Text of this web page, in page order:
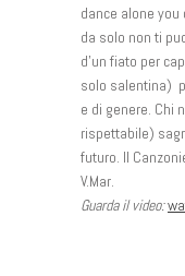
dance alone
da solo non ti
d’un fiato per
solo salentina)
e di genere. Chi
rispettabile)
futuro. Il
V.Mar.
Guarda il video: